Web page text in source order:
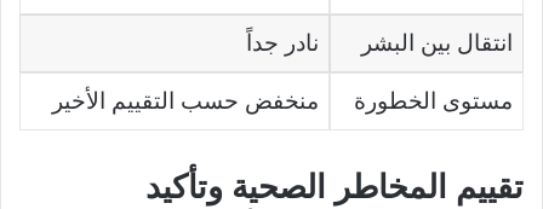
انتقال بين البشر نادر جداً
مستوى الخطورة منخفض حسب التقييم الأخير
تقييم المخاطر الصحية وتأكيد